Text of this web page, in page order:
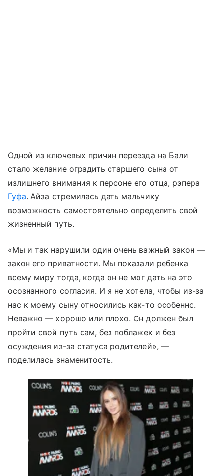
Одной из ключевых причин переезда на Бали
стало желание оградить старшего сына от
излишнего внимания к персоне его отца, рэпера
Гуфа. Айза стремилась дать мальчику
возможность самостоятельно определить свой
жизненный путь.
«Мы и так нарушили один очень важный закон —
закон его приватности. Мы показали ребенка
всему миру тогда, когда он не мог дать на это
осознанного согласия. И я не хотела, чтобы из-за
нас к моему сыну относились как-то особенно.
Неважно — хорошо или плохо. Он должен был
пройти свой путь сам, без поблажек и без
осуждения из-за статуса родителей», —
поделилась знаменитость.